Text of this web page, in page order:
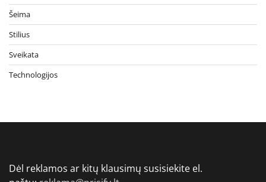
Šeima
Stilius
Sveikata
Technologijos
Dėl reklamos ar kitų klausimų susisiekite el.